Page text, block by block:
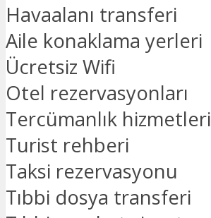
Havaalanı transferi
Aile konaklama yerleri
Ücretsiz Wifi
Otel rezervasyonları
Tercümanlık hizmetleri
Turist rehberi
Taksi rezervasyonu
Tıbbi dosya transferi